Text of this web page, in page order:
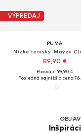
VÝPREDAJ
PUMA
Nízke tenisky 'Mayze
89,90 €
Pôvodne: 99,90 €
Posledná najnižšia cena: